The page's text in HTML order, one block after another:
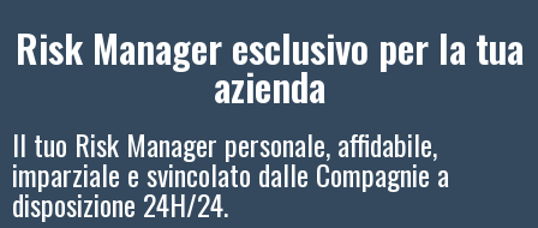
Risk Manager esclusivo per la tua
azienda
Il tuo Risk Manager personale, affidabile,
imparziale e svincolato dalle Compagnie a
disposizione 24H/24.